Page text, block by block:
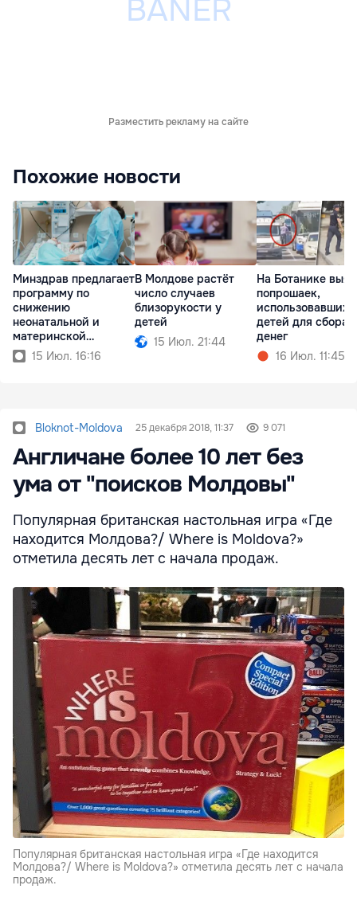
Разместить рекламу на сайте
Похожие новости
Минздрав предлагает
программу по
снижению
неонатальной и
материнской
смертности
15 Июл. 16:16
В Молдове растёт
число случаев
близорукости у
детей
15 Июл. 21:44
На Ботанике
попрошаек,
использовавших
детей для сбора
денег
16 Июл. 11:45
Bloknot-Moldova 25 декабря 2018, 11:37 9 071
Англичане более 10 лет без
ума от "поисков Молдовы"
Популярная британская настольная игра «Где
находится Молдова?/ Where is Moldova?»
отметила десять лет с начала продаж.
Популярная британская настольная игра «Где находится
Молдова?/ Where is Moldova?» отметила десять лет с начала
продаж.